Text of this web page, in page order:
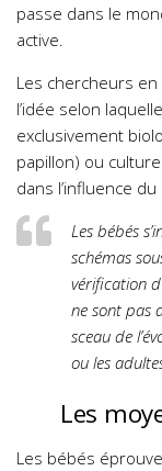
passe dans le
active.
Les chercheurs
l’idée selon
exclusivement
papillon) ou
dans l’influence
Les bébés
schémas
vérification
ne sont pas
sceau de
ou les
Les
Les bébés